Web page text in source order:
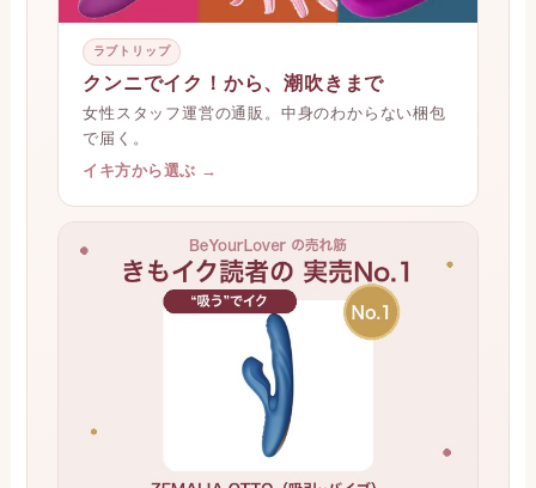
ラブトリップ
クンニでイク！から、潮吹きまで
女性スタッフ運営の通販。中身のわからない梱包
で届く。
イキ方から選ぶ →